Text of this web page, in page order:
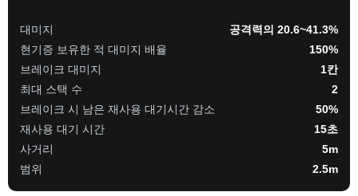
대미지
공격력의 20.6~41.3%
현기증 보유한 적 대미지 배율
150%
브레이크 대미지
1칸
최대 스택 수
2
브레이크 시 남은 재사용 대기시간 감소
50%
재사용 대기 시간
15초
사거리
5m
범위
2.5m